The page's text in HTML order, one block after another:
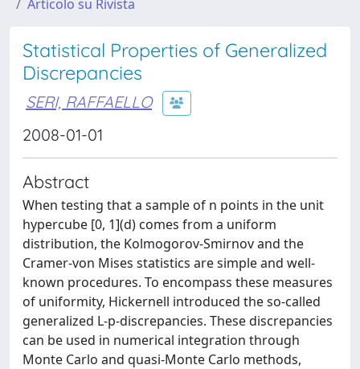
Articolo su Rivista
Statistical Properties of Generalized
Discrepancies
SERI, RAFFAELLO
2008-01-01
Abstract
When testing that a sample of n points in the unit
hypercube [0, 1](d) comes from a uniform
distribution, the Kolmogorov-Smirnov and the
Cramer-von Mises statistics are simple and well-
known procedures. To encompass these measures
of uniformity, Hickernell introduced the so-called
generalized L-p-discrepancies. These discrepancies
can be used in numerical integration through
Monte Carlo and quasi-Monte Carlo methods,